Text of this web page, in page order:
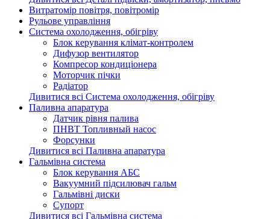
Витратомір повітря, повітромір
Рульове управління
Система охолодження, обігріву
Блок керування клімат-контролем
Дифузор вентилятор
Компресор кондиціонера
Моторчик пічки
Радіатор
Дивитися всі Система охолодження, обігріву
Паливна апаратура
Датчик рівня палива
ПНВТ Топливный насос
Форсунки
Дивитися всі Паливна апаратура
Гальмівна система
Блок керування АБС
Вакуумний підсилювач гальм
Гальмівні диски
Супорт
Дивитися всі Гальмівна система